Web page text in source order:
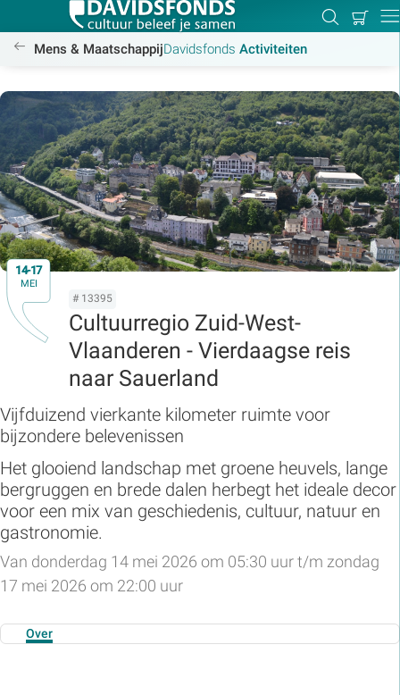
Zoeken
Mijn
/activiteiten
Mens & MaatschappijDavidsfonds Activiteiten
14-17
MEI
# 13395
Cultuurregio Zuid-West-
Vlaanderen - Vierdaagse reis
naar Sauerland
Vijfduizend vierkante kilometer ruimte voor
bijzondere belevenissen
Het glooiend landschap met groene heuvels, lange
bergruggen en brede dalen herbegt het ideale decor
voor een mix van geschiedenis, cultuur, natuur en
gastronomie.
Van donderdag 14 mei 2026 om 05:30 uur t/m zondag
17 mei 2026 om 22:00 uur
Over
Zoeken